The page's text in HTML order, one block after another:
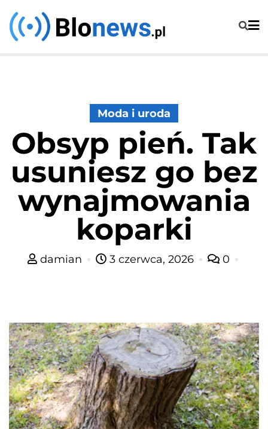
Skip
to
Moda i uroda
Obsyp pień. Tak
usuniesz go bez
wynajmowania
koparki
damian 3 czerwca, 2026 0